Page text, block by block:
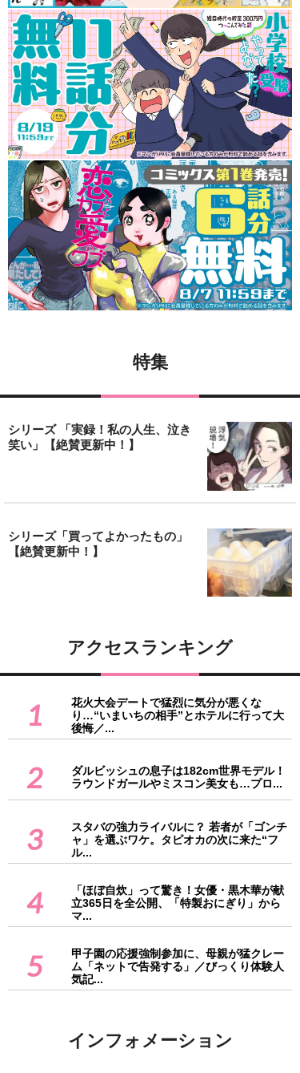
特集
シリーズ 「実録！私の人生、泣き
笑い」【絶賛更新中！】
シリーズ「買ってよかったもの」
【絶賛更新中！】
アクセスランキング
1
花火大会デートで猛烈に気分が悪くな
り…“いまいちの相手”とホテルに行って大
後悔／...
2
ダルビッシュの息子は182cm世界モデル！
ラウンドガールやミスコン美女も…プロ...
3
スタバの強力ライバルに？ 若者が「ゴンチ
ャ」を選ぶワケ。タピオカの次に来た“フ
ル...
4
「ほぼ自炊」って驚き！女優・黒木華が献
立365日を全公開、「特製おにぎり」から
マ...
5
甲子園の応援強制参加に、母親が猛クレー
ム「ネットで告発する」／びっくり体験人
気記...
インフォメーション